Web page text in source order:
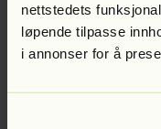
nettstedets
løpende tilpasse
i annonser for å